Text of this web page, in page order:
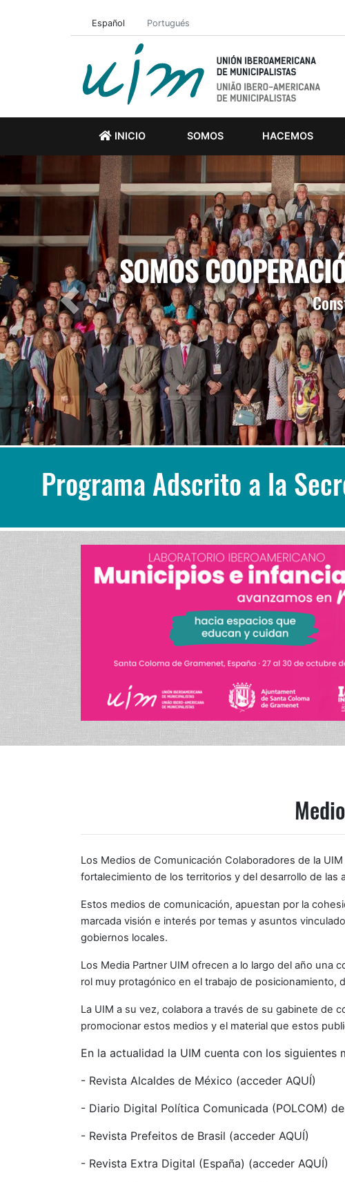
Español Portugués
INICIO SOMOS HACEMOS
SOMOS
Previous
Programa Adscrito a la
Los Medios de Comunicación Colaboradores de la
fortalecimiento de los territorios y del desarrollo de las
Estos medios de comunicación, apuestan por la
marcada visión e interés por temas y asuntos
gobiernos locales.
Los Media Partner UIM ofrecen a lo largo del año una
rol muy protagónico en el trabajo de posicionamiento,
La UIM a su vez, colabora a través de su gabinete de
promocionar estos medios y el material que estos
En la actualidad la UIM cuenta con los siguientes
- Revista Alcaldes de México (acceder AQUÍ)
- Diario Digital Política Comunicada (POLCOM)
- Revista Prefeitos de Brasil (acceder AQUÍ)
- Revista Extra Digital (España) (acceder AQUÍ)